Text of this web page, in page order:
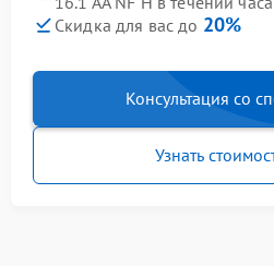
Скидка для вас до 20%
Консультация со
Узнать